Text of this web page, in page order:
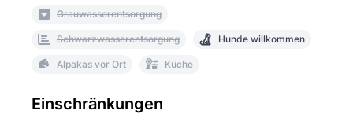
Grauwasserentsorgung
Schwarzwasserentsorgung Hunde willkommen
Alpakas vor Ort Küche
Einschränkungen